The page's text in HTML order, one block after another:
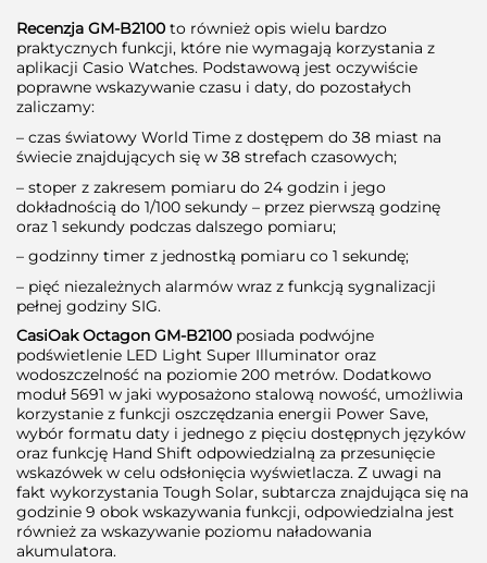
Recenzja GM-B2100 to również opis wielu bardzo
praktycznych funkcji, które nie wymagają korzystania z
aplikacji Casio Watches. Podstawową jest oczywiście
poprawne wskazywanie czasu i daty, do pozostałych
zaliczamy:
– czas światowy World Time z dostępem do 38 miast na
świecie znajdujących się w 38 strefach czasowych;
– stoper z zakresem pomiaru do 24 godzin i jego
dokładnością do 1/100 sekundy – przez pierwszą godzinę
oraz 1 sekundy podczas dalszego pomiaru;
– godzinny timer z jednostką pomiaru co 1 sekundę;
– pięć niezależnych alarmów wraz z funkcją sygnalizacji
pełnej godziny SIG.
CasiOak Octagon GM-B2100 posiada podwójne
podświetlenie LED Light Super Illuminator oraz
wodoszczelność na poziomie 200 metrów. Dodatkowo
moduł 5691 w jaki wyposażono stalową nowość, umożliwia
korzystanie z funkcji oszczędzania energii Power Save,
wybór formatu daty i jednego z pięciu dostępnych języków
oraz funkcję Hand Shift odpowiedzialną za przesunięcie
wskazówek w celu odsłonięcia wyświetlacza. Z uwagi na
fakt wykorzystania Tough Solar, subtarcza znajdująca się na
godzinie 9 obok wskazywania funkcji, odpowiedzialna jest
również za wskazywanie poziomu naładowania
akumulatora.